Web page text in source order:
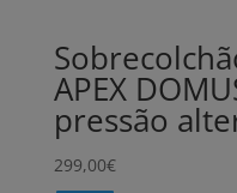
APEX
pressão
299,00€